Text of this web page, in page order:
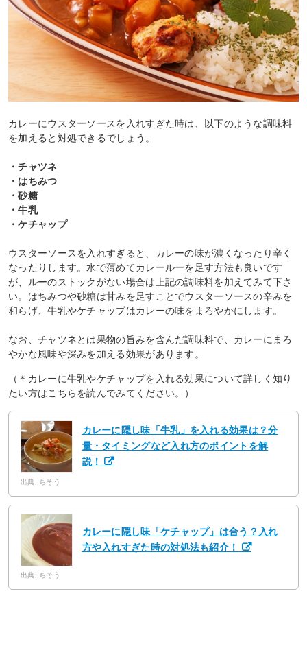
カレーにウスターソースを入れすぎた時は、以下のような調味料
を加えると対処できるでしょう。
・チャツネ
・はちみつ
・砂糖
・牛乳
・ケチャップ
ウスターソースを入れすぎると、カレーの味が濃くなったり辛く
なったりします。水で薄めてカレールーを足す方法も良いです
が、ルーのストックがない場合は上記の調味料を加えてみて下さ
い。はちみつや砂糖は甘みを足すことでウスターソースの辛みを
和らげ、牛乳やケチャップはカレーの味をまろやかにします。
なお、チャツネとは果物の旨みを含んだ調味料で、カレーにまろ
やかな風味や深みを加える効果があります。
（＊カレーに牛乳やケチャップを入れる効果について詳しく知り
たい方はこちらを読んでみてください。）
カレーに隠し味「牛乳」を入れる効果は？分
量・タイミングなど入れ方のポイントを解
説！
出典: ちそう
カレーに隠し味「ケチャップ」は合う？入れ
方や入れすぎた時の対処法も紹介！
出典: ちそう